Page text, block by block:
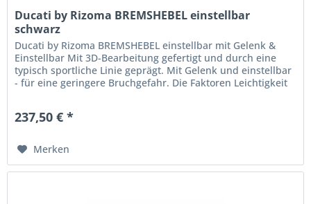
Ducati by Rizoma BREMSHEBEL einstellbar
schwarz
Ducati by Rizoma BREMSHEBEL einstellbar mit Gelenk &
Einstellbar Mit 3D-Bearbeitung gefertigt und durch eine
typisch sportliche Linie geprägt. Mit Gelenk und einstellbar
- für eine geringere Bruchgefahr. Die Faktoren Leichtigkeit
237,50 € *
Merken